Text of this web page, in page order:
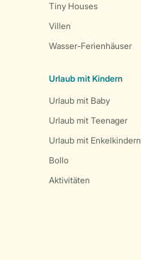
Tiny Houses
Villen
Wasser-Ferienhäuser
Urlaub mit Kindern
Urlaub mit Baby
Urlaub mit Teenager
Urlaub mit Enkelkindern
Bollo
Aktivitäten